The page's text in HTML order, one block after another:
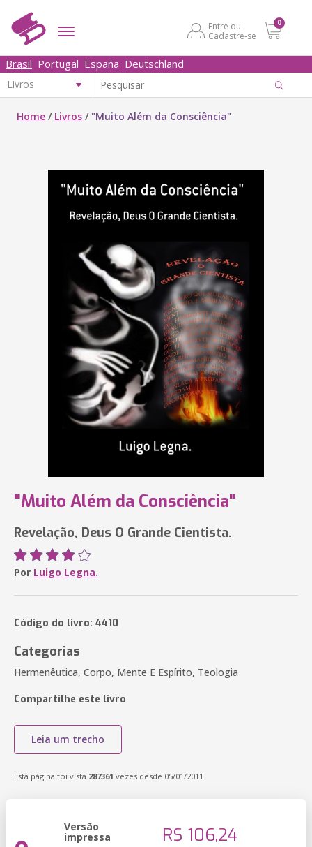
Entre ou
Cadastre-se
0
Brasil Portugal España Deutschland
Home / Livros / "Muito Além da Consciência"
"Muito Além da Consciência"
Revelação, Deus O Grande Cientista.
Por Luigo Legna.
Código do livro: 4410
Categorias
Hermenêutica, Corpo, Mente E Espírito, Teologia
Compartilhe este livro
Leia um trecho
Esta página foi vista 287361 vezes desde 05/01/2011
Versão
impressa R$ 106,24